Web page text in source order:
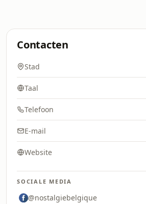
Contacten
Stad
Taal
Telefoon
E-mail
Website
SOCIALE MEDIA
@nostalgiebelgique